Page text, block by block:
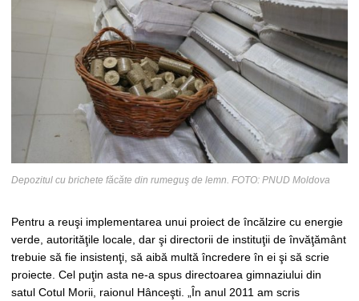
Depozitul cu brichete făcăte din rumeguş de lemn. FOTO: PNUD Moldova
Pentru a reuşi implementarea unui proiect de încălzire cu energie
verde, autorităţile locale, dar şi directorii de instituţii de învăţământ
trebuie să fie insistenţi, să aibă multă încredere în ei şi să scrie
proiecte. Cel puţin asta ne-a spus directoarea gimnaziului din
satul Cotul Morii, raionul Hânceşti. „În anul 2011 am scris